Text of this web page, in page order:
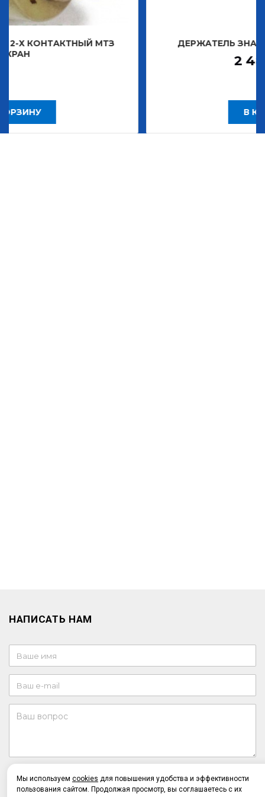
МТЗ ДЕРЖАТЕЛЬ ЗНАКА
Р
НАПИСАТЬ НАМ
конфиденциальности
Отправляя форму, я даю согласие наобработку
Мы используем cookies для повышения удобства и эффективности
пользования сайтом. Продолжая просмотр, вы соглашаетесь с их